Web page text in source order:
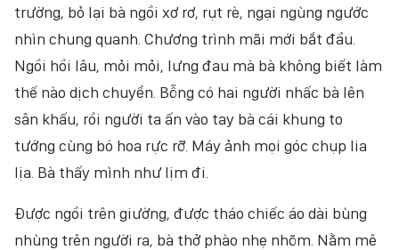
trường, bỏ lại bà ngồi xơ rơ, rụt rè, ngại ngùng ngước
nhìn chung quanh. Chương trình mãi mới bắt đầu.
Ngồi hồi lâu, mỏi mỏi, lưng đau mà bà không biết làm
thế nào dịch chuyển. Bỗng có hai người nhấc bà lên
sân khấu, rồi người ta ấn vào tay bà cái khung to
tướng cùng bó hoa rực rỡ. Máy ảnh mọi góc chụp lia
lịa. Bà thấy mình như lịm đi.
Được ngồi trên giường, được tháo chiếc áo dài bùng
nhùng trên người ra, bà thở phào nhẹ nhõm. Nằm mê